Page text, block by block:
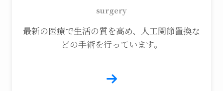
surgery
最新の医療で生活の質を高め、人工関節置換な
どの手術を行っています。